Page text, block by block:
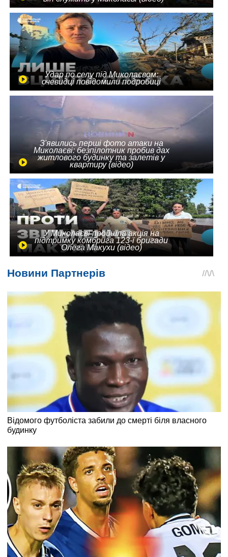
Удар по селу під Миколаєвом:
очевидці повідомили подробиці
З'явились перші фото атаки на
Миколаєві: безпілотник пробив дах
житлового будинку та залетів у
квартиру (відео)
У Миколаєві пройшла акція на
підтримку комбрига 123-ї бригади
Олега Макухи (відео)